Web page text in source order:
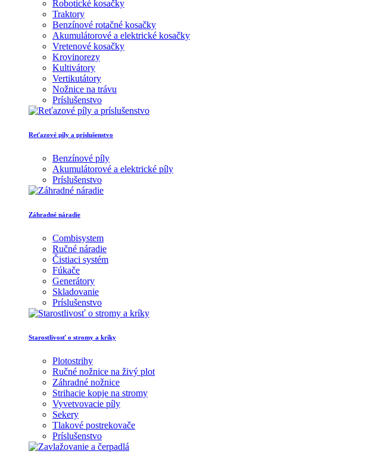
Robotické kosačky
Traktory
Benzínové rotačné kosačky
Akumulátorové a elektrické kosačky
Vretenové kosačky
Krovinorezy
Kultivátory
Vertikutátory
Nožnice na trávu
Príslušenstvo
Reťazové píly a príslušenstvo
Benzínové píly
Akumulátorové a elektrické píly
Príslušenstvo
Záhradné náradie
Combisystem
Ručné náradie
Čistiaci systém
Fúkače
Generátory
Skladovanie
Príslušenstvo
Starostlivosť o stromy a kríky
Plotostrihy
Ručné nožnice na živý plot
Záhradné nožnice
Strihacie kopje na stromy
Vyvetvovacie píly
Sekery
Tlakové postrekovače
Príslušenstvo